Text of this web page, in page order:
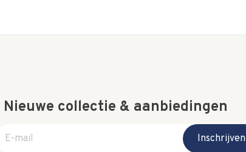
Nieuwe collectie & aanbiedingen
E-mail adres
Inschrijven